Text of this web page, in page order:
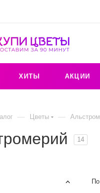
ХИТЫ АКЦИИ
— Цветы —
14